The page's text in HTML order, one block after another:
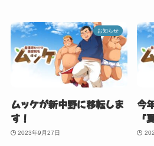
お知らせ
ムッケが新中野に移転しま
す！
2023年9月27日
今
「